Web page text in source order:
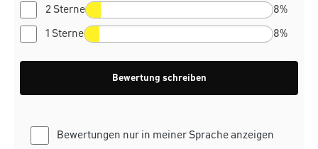
2 Sterne 8%
1 Sterne 8%
Bewertung schreiben
Bewertungen nur in meiner Sprache anzeigen